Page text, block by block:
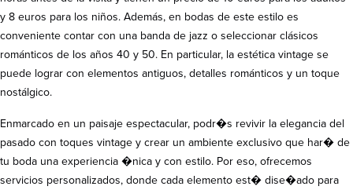
y 8 euros para los niños. Además, en bodas de este estilo es
conveniente contar con una banda de jazz o seleccionar clásicos
románticos de los años 40 y 50. En particular, la estética vintage se
puede lograr con elementos antiguos, detalles románticos y un toque
nostálgico.
Enmarcado en un paisaje espectacular, podr�s revivir la elegancia del
pasado con toques vintage y crear un ambiente exclusivo que har� de
tu boda una experiencia �nica y con estilo. Por eso, ofrecemos
servicios personalizados, donde cada elemento est� dise�ado para